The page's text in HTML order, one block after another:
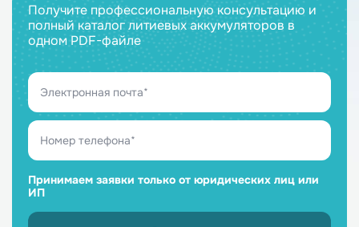
Получите профессиональную консультацию и
полный каталог литиевых аккумуляторов в
одном PDF-файле
Принимаем заявки только от юридических лиц или
ИП